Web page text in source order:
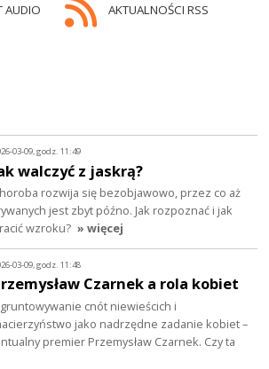
AUDIO AKTUALNOŚCI RSS
03-09, godz. 11:49
walczyć z jaskrą?
rozwija się bezobjawowo, przez co aż
jest zbyt późno. Jak rozpoznać i jak
wzroku? » więcej
03-09, godz. 11:48
Czarnek a rola kobiet
cnót niewieścich i
jako nadrzędne zadanie kobiet –
premier Przemysław Czarnek. Czy ta